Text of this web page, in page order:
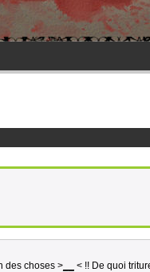
des choses >
< !! De quoi